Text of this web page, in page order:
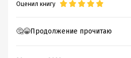
Оценил книгу
🤔😁Продолжение прочитаю